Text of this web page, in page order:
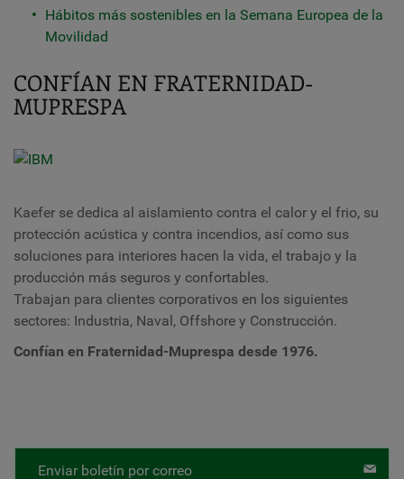
Hábitos más sostenibles en la Semana Europea de la
Movilidad
CONFÍAN EN FRATERNIDAD-
MUPRESPA
Kaefer se dedica al aislamiento contra el calor y el frio, su
protección acústica y contra incendios, así como sus
soluciones para interiores hacen la vida, el trabajo y la
producción más seguros y confortables.
Trabajan para clientes corporativos en los siguientes
sectores: Industria, Naval, Offshore y Construcción.
Confían en Fraternidad-Muprespa desde 1976.
Enviar boletín por correo